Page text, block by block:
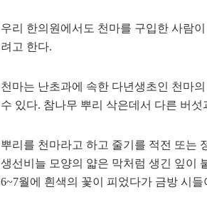
우리 한의원에서도 천마를 구입한 사람
려고 한다.
천마는 난초과에 속한 다년생초인 천마
수 있다. 참나무 뿌리 삭은데서 다른 버
뿌리를 천마라고 하고 줄기를 적전 또는
생선비늘 모양의 얇은 막처럼 생긴 잎이
6~7월에 흰색의 꽃이 피었다가 금방 시들